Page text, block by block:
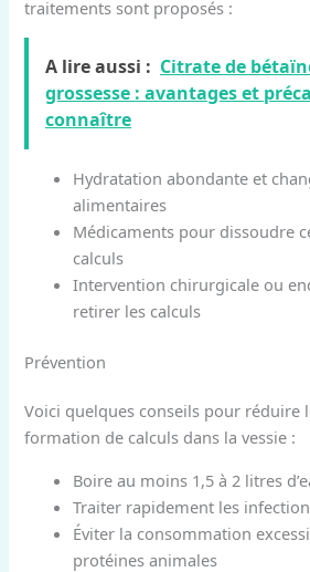
traitements sont proposés :
A lire aussi : Citrate de
grossesse : avantages et
connaître
Hydratation abondante et
alimentaires
Médicaments pour dissoudre
calculs
Intervention chirurgicale ou
retirer les calculs
Prévention
Voici quelques conseils pour réduire
formation de calculs dans la vessie :
Boire au moins 1,5 à 2 litres
Traiter rapidement les
Éviter la consommation
protéines animales